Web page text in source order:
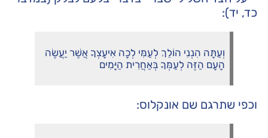
כד, יד):
וְעַתָּה הִנְנִי הוֹלֵךְ לְעַמִּי לְכָה אִיעָצְךָ אֲשֶׁר יַעֲשֶׂה
הָעָם הַזֶּה לְעַמְּךָ בְּאַחֲרִית הַיָּמִים
וכפי שתרגם שם אונקלוס: